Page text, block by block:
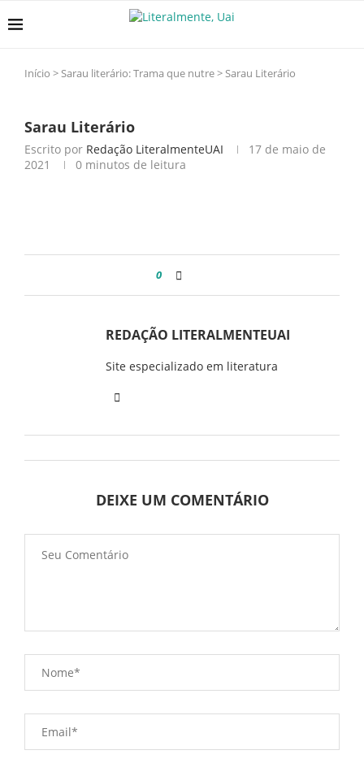
Início >Sarau literário: Trama que nutre>Sarau Literário
Sarau Literário
Escrito por Redação LiteralmenteUAI
17 de maio de
2021
0 minutos de leitura
0
REDAÇÃO LITERALMENTEUAI
Site especializado em literatura
DEIXE UM COMENTÁRIO